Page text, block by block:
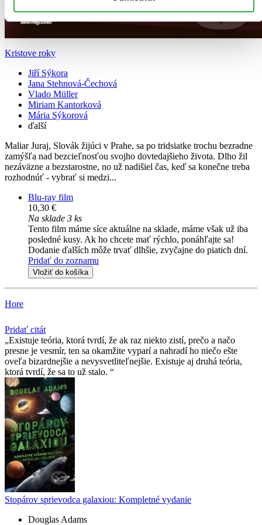
Kristove roky
Jiří Sýkora
Jana Stehnová-Čechová
Vlado Müller
Miriam Kantorková
Mária Sýkorová
ďalší
Maliar Juraj, Slovák žijúci v Prahe, sa po tridsiatke trochu bezradne
zamýšľa nad bezcieľnosťou svojho dovtedajšieho života. Dlho žil
nezáväzne a bezstarostne, no už nadišiel čas, keď sa konečne treba
rozhodnúť - vybrať si medzi...
Blu-ray film
10,30 €
Na sklade 3 ks
Tento film máme síce aktuálne na sklade, máme však už iba
posledné kusy. Ak ho chcete mať rýchlo, ponáhľajte sa!
Dodanie ďalších môže trvať dlhšie, zvyčajne do piatich dní.
Pridať do zoznamu
Vložiť do košíka
Hore
Pridať citát
Existuje teória, ktorá tvrdí, že ak raz niekto zistí, prečo a načo
presne je vesmír, ten sa okamžite vyparí a nahradí ho niečo ešte
oveľa bizardnejšie a nevysvetliteľnejšie. Existuje aj druhá teória,
ktorá tvrdí, že sa to už stalo.
Stopárov sprievodca galaxiou: Kompletné vydanie
Douglas Adams